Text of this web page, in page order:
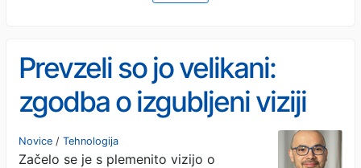
Prevzeli so jo velikani:
zgodba o izgubljeni viziji
umetne inteligence
Novice / Tehnologija
Začelo se je s plemenito vizijo o